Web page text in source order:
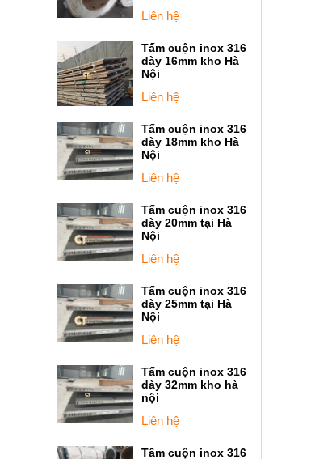
Liên hệ
Tấm cuộn inox 316
dày 16mm kho Hà
Nội
Liên hệ
Tấm cuộn inox 316
dày 18mm kho Hà
Nội
Liên hệ
Tấm cuộn inox 316
dày 20mm tại Hà
Nội
Liên hệ
Tấm cuộn inox 316
dày 25mm tại Hà
Nội
Liên hệ
Tấm cuộn inox 316
dày 32mm kho hà
nội
Liên hệ
Tấm cuộn inox 316